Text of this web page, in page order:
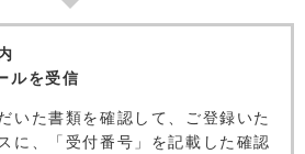
ルを受信
いた書類を確認して、ご登録いた
に、「受付番号」を記載した確認